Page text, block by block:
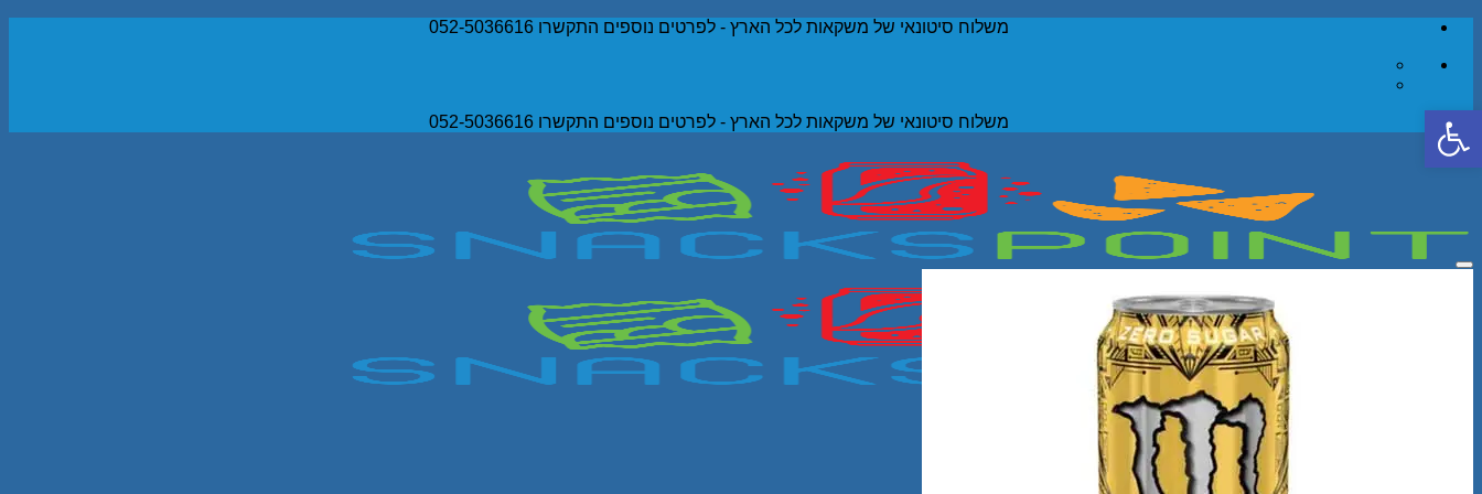
Skip
content
משלוח סיטונאי של משקאות לכל הארץ - לפרטים נוספים התקשרו 052-5036616
משלוח סיטונאי של משקאות לכל הארץ - לפרטים נוספים התקשרו 052-5036616
Add to wishlist
פתח סרגל נגישות